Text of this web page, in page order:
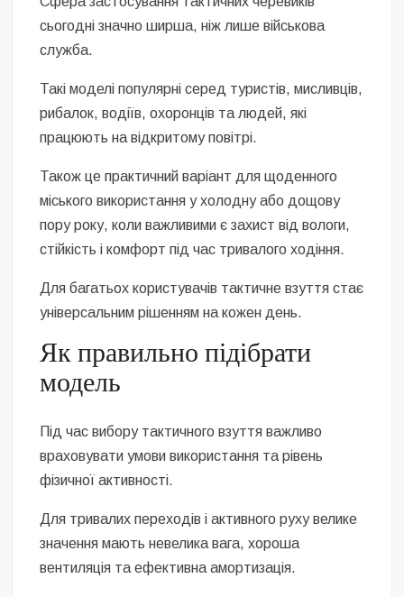
сьогодні значно ширша, ніж лише військова
служба.
Такі моделі популярні серед туристів, мисливців,
рибалок, водіїв, охоронців та людей, які
працюють на відкритому повітрі.
Також це практичний варіант для щоденного
міського використання у холодну або дощову
пору року, коли важливими є захист від вологи,
стійкість і комфорт під час тривалого ходіння.
Для багатьох користувачів тактичне взуття стає
універсальним рішенням на кожен день.
Як правильно підібрати
модель
Під час вибору тактичного взуття важливо
враховувати умови використання та рівень
фізичної активності.
Для тривалих переходів і активного руху велике
значення мають невелика вага, хороша
вентиляція та ефективна амортизація.